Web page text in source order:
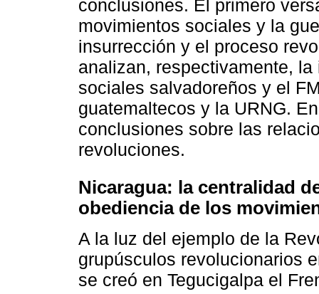
conclusiones. El primero
movimientos sociales y la
insurrección y el proceso
analizan, respectivamente,
sociales salvadoreños y el
guatemaltecos y la URNG.
conclusiones sobre las
revoluciones.
Nicaragua: la centralidad
obediencia de los
A la luz del ejemplo de la
grupúsculos revolucionarios
se creó en Tegucigalpa el